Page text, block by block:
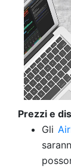
Prezzi e
Gli